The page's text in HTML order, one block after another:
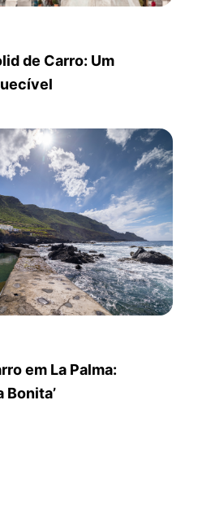
de Carro: Um
em La Palma:
Bonita’